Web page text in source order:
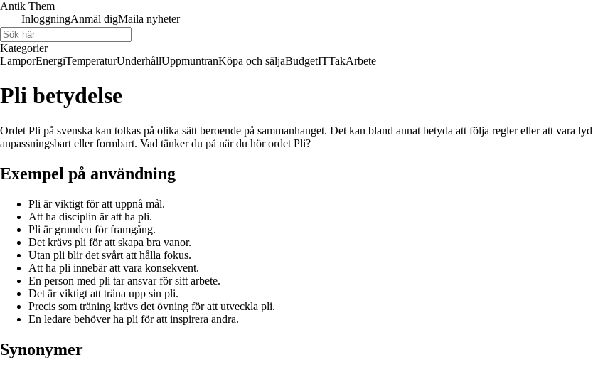
Antik Them
InloggningAnmäl digMaila nyheter
Kategorier
LamporEnergiTemperaturUnderhållUppmuntranKöpa och säljaBudgetITTakArbete
Pli betydelse
Ordet Pli på svenska kan tolkas på olika sätt beroende på sammanhanget. Det kan bland annat betyda att följa regler eller att vara
anpassningsbart eller formbart. Vad tänker du på när du hör ordet Pli?
Exempel på användning
Pli är viktigt för att uppnå mål.
Att ha disciplin är att ha pli.
Pli är grunden för framgång.
Det krävs pli för att skapa bra vanor.
Utan pli blir det svårt att hålla fokus.
Att ha pli innebär att vara konsekvent.
En person med pli tar ansvar för sitt arbete.
Det är viktigt att träna upp sin pli.
Precis som träning krävs det övning för att utveckla pli.
En ledare behöver ha pli för att inspirera andra.
Synonymer